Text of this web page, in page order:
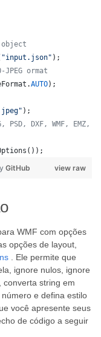
"input.json" );
ormat
.AUTO);
);
PSD, DXF, WMF, EMZ,
());
view raw
GitHub
WMF com opções
opções de layout,
. Ele permite que
ignore nulos, ignore
string em
e defina estilo
você apresente seus
de código a seguir